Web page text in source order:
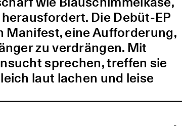
Die Debüt-EP
Manifest, eine Aufforderung,
zu verdrängen. Mit
sprechen, treffen sie
laut lachen und leise